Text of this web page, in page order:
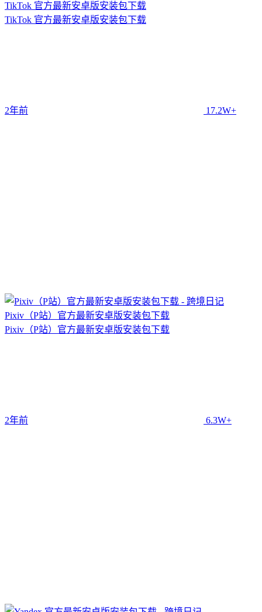
TikTok 官方最新安卓版安装包下载
TikTok 官方最新安卓版安装包下载
2年前 17.2W+
Pixiv（P站）官方最新安卓版安装包下载
Pixiv（P站）官方最新安卓版安装包下载
2年前 6.3W+